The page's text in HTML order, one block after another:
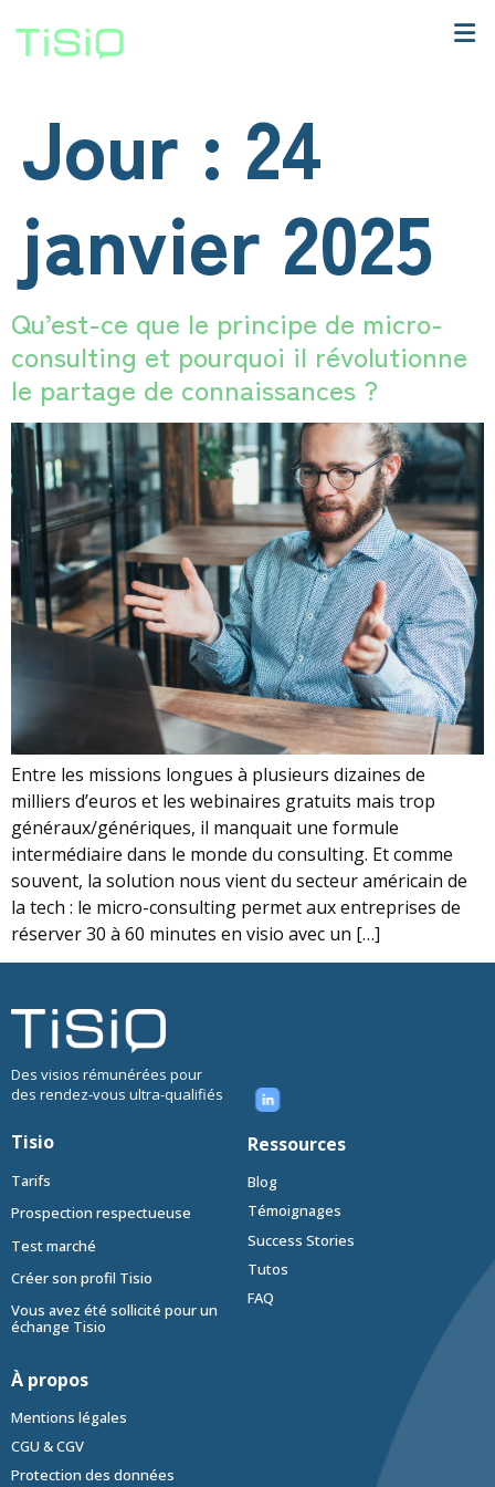
Jour : 24
janvier 2025
Qu’est-ce que le principe de micro-
consulting et pourquoi il révolutionne
le partage de connaissances ?
Entre les missions longues à plusieurs dizaines de
milliers d’euros et les webinaires gratuits mais trop
généraux/génériques, il manquait une formule
intermédiaire dans le monde du consulting. Et comme
souvent, la solution nous vient du secteur américain de
la tech : le micro-consulting permet aux entreprises de
réserver 30 à 60 minutes en visio avec un […]
Des visios rémunérées pour
des rendez-vous ultra-qualifiés
Tisio
Tarifs
Prospection respectueuse
Test marché
Créer son profil Tisio
Vous avez été sollicité pour un
échange Tisio
Ressources
Blog
Témoignages
Success Stories
Tutos
FAQ
À propos
Mentions légales
CGU & CGV
Protection des données